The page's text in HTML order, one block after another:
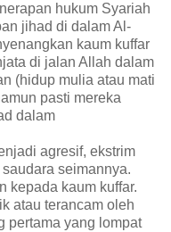
hukum Syariah
jihad di dalam Al-
kaum kuffar
di jalan Allah dalam
(hidup mulia atau mati
pasti mereka
dalam
agresif, ekstrim
seimannya.
kepada kaum kuffar.
atau terancam oleh
pertama yang lompat